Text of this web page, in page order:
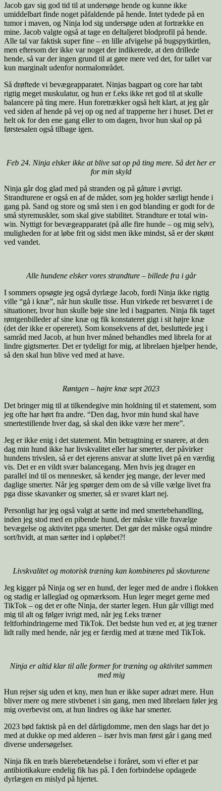
Jacob gav sig god tid til at undersøge hende og kunne ikke
umiddelbart finde noget påfaldende på hende. Intet tydede på en
tumor i maven, og Ninja lod sig undersøge uden at fortrække en
mine. Jacob valgte også at tage en deltaljeret blodprofil på hende.
Alle tal var faktisk super fine – en lille afvigelse på bugspytkirtlen,
men eftersom der ikke var noget der indikerede, at den drillede
hende, så var der ingen grund til at gøre mere ved det, for tallet var
kun marginalt udenfor normalområdet.
Så drøftede vi bevægeapparatet. Ninjas bagpart og core har tabt
rigtig meget muskulatur, og hun er f.eks ikke ret god til at skulle
balancere på ting mere. Hun foretrækker også helt klart, at jeg går
ved siden af hende på vej op og ned af trapperne her i huset. Det er
helt ok for den ene gang eller to om dagen, hvor hun skal op på
førstesalen også tilbage igen.
Feb 24. Ninja elsker ikke at blive sat op på ting mere. Så det her er
for min skyld
Ninja går dog glad med på stranden og på gåture i øvrigt.
Strandturene er også en af de måder, som jeg holder særligt hende i
gang på. Sand og store og små sten i en god blanding er godt for de
små styremuskler, som skal give stabilitet. Strandture er total win-
win. Nyttigt for bevægeapparatet (på alle fire hunde – og mig selv),
muligheden for at løbe frit og sidst men ikke mindst, så er der skønt
ved vandet.
Alle hundene elsker vores strandture– billede fra i går
I sommers opsøgte jeg også dyrlæge Jacob, fordi Ninja ikke rigtig
ville “gå i knæ”, når hun skulle tisse. Hun virkede ret besværet i de
situationer, hvor hun skulle bøje sine led i bagparten. Ninja fik taget
røntgenbilleder af sine knæ og fik konstateret gigt i sit højre knæ
(det der ikke er opereret). Som konsekvens af det, besluttede jeg i
samråd med Jacob, at hun hver måned behandles med librela for at
lindre gigtsmerter. Det er tydeligt for mig, at librelaen hjælper hende,
så den skal hun blive ved med at have.
Røntgen – højre knæ sept 2023
Det bringer mig til at tilkendegive min holdning til et statement, som
jeg ofte har hørt fra andre. “Den dag, hvor min hund skal have
smertestillende hver dag, så skal den ikke være her mere”.
Jeg er ikke enig i det statement. Min betragtning er snarere, at den
dag min hund ikke har livskvalitet eller har smerter, der påvirker
hundens trivslen, så er det ejerens ansvar at slutte livet på en værdig
vis. Det er en vildt svær balancegang. Men hvis jeg drager en
parallel ind til os mennesker, så kender jeg mange, der lever med
daglige smerter. Når jeg spørger dem om de så ville vælge livet fra
pga disse skavanker og smerter, så er svaret klart nej.
Personligt har jeg også valgt at sætte ind med smertebehandling,
inden jeg stod med en pibende hund, der måske ville fravælge
bevægelse og aktivitet pga smerter. Det gør det måske også mindre
sort/hvidt, at man sætter ind i opløbet?!
Livskvalitet og motorisk træning kan kombineres på skovturene
Jeg kigger på Ninja og ser en hund, der leger med de andre i flokken
og stadig er lalleglad og opmærksom. Hun leger meget gerne med
TikTok – og det er ofte Ninja, der starter legen. Hun går villigt med
mig til alt og følger ivrigt med, når jeg f.eks træner
feltforhindringerne med TikTok. Det bedste hun ved er, at jeg træner
lidt rally med hende, når jeg er færdig med at træne med TikTok.
Ninja er altid klar til alle former for træning og aktivitet sammen
med mig
Hun rejser sig uden et kny, men hun er ikke super adræt mere. Hun
bliver mere og mere stivbenet i sin gang, men med librelaen føler jeg
mig overbevist om, at hun lindres og ikke har smerter.
2023 bød faktisk på en del dårligdomme, men den slags har det jo
med at dukke op med alderen – især hvis man først går i gang med
diverse undersøgelser.
Ninja fik en træls blærebetændelse i foråret, som vi efter et par
antibiotikakure endelig fik has på. I den forbindelse opdagede
dyrlægen en mislyd på hjertet.